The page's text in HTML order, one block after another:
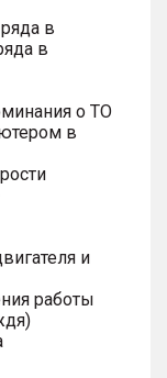
в
в
о ТО
в
и
работы